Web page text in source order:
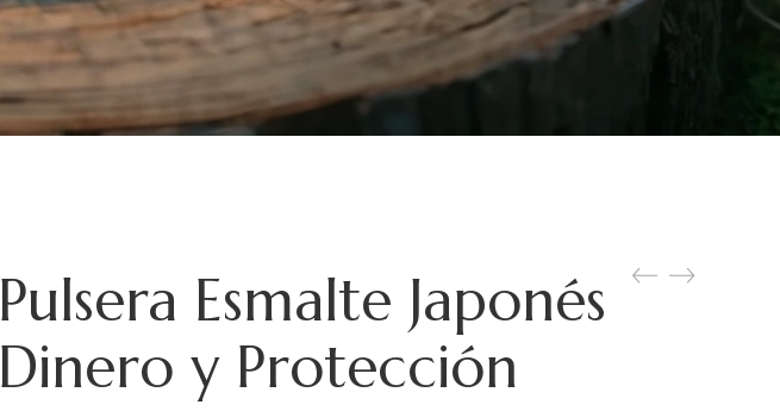
Pulsera Esmalte Japonés
Dinero y Protección